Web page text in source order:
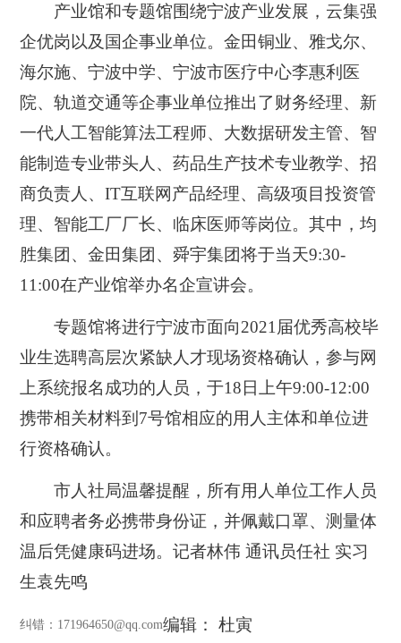
产业馆和专题馆围绕宁波产业发展，云集强
企优岗以及国企事业单位。金田铜业、雅戈尔、
海尔施、宁波中学、宁波市医疗中心李惠利医
院、轨道交通等企事业单位推出了财务经理、新
一代人工智能算法工程师、大数据研发主管、智
能制造专业带头人、药品生产技术专业教学、招
商负责人、IT互联网产品经理、高级项目投资管
理、智能工厂厂长、临床医师等岗位。其中，均
胜集团、金田集团、舜宇集团将于当天9:30-
11:00在产业馆举办名企宣讲会。
专题馆将进行宁波市面向2021届优秀高校毕
业生选聘高层次紧缺人才现场资格确认，参与网
上系统报名成功的人员，于18日上午9:00-12:00
携带相关材料到7号馆相应的用人主体和单位进
行资格确认。
市人社局温馨提醒，所有用人单位工作人员
和应聘者务必携带身份证，并佩戴口罩、测量体
温后凭健康码进场。记者林伟 通讯员任社 实习
生袁先鸣
纠错 ：171964650@qq.com编辑： 杜寅